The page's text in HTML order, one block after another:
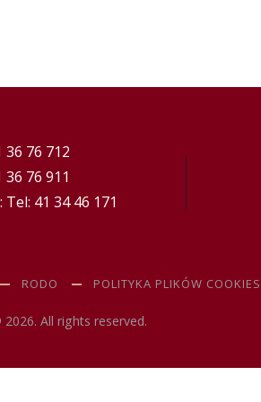
36 76 712
36 76 911
Tel: 41 34 46 171
RODO POLITYKA PLIKÓW COOKIES
All rights reserved.